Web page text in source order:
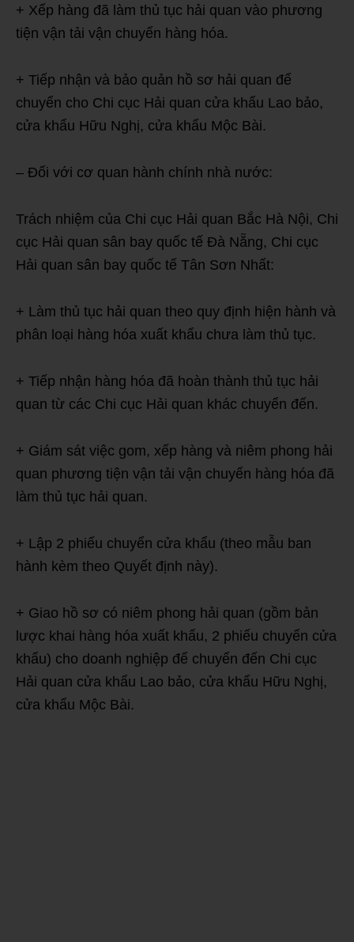
+ Xếp hàng đã làm thủ tục hải quan vào phương
tiện vận tải vận chuyển hàng hóa.
+ Tiếp nhận và bảo quản hồ sơ hải quan để
chuyển cho Chi cục Hải quan cửa khẩu Lao bảo,
cửa khẩu Hữu Nghị, cửa khẩu Mộc Bài.
– Đối với cơ quan hành chính nhà nước:
Trách nhiệm của Chi cục Hải quan Bắc Hà Nội, Chi
cục Hải quan sân bay quốc tế Đà Nẵng, Chi cục
Hải quan sân bay quốc tế Tân Sơn Nhất:
+ Làm thủ tục hải quan theo quy định hiện hành và
phân loại hàng hóa xuất khẩu chưa làm thủ tục.
+ Tiếp nhận hàng hóa đã hoàn thành thủ tục hải
quan từ các Chi cục Hải quan khác chuyển đến.
+ Giám sát việc gom, xếp hàng và niêm phong hải
quan phương tiện vận tải vận chuyển hàng hóa đã
làm thủ tục hải quan.
+ Lập 2 phiếu chuyển cửa khẩu (theo mẫu ban
hành kèm theo Quyết định này).
+ Giao hồ sơ có niêm phong hải quan (gồm bản
lược khai hàng hóa xuất khẩu, 2 phiếu chuyển cửa
khẩu) cho doanh nghiệp để chuyển đến Chi cục
Hải quan cửa khẩu Lao bảo, cửa khẩu Hữu Nghị,
cửa khẩu Mộc Bài.